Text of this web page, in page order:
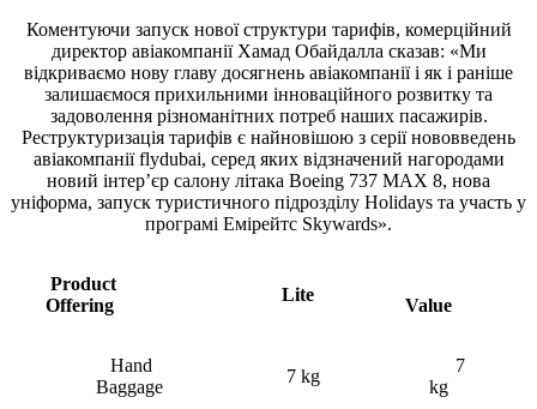
Коментуючи запуск нової структури тарифів, комерційний
директор авіакомпанії Хамад Обайдалла сказав: «Ми
відкриваємо нову главу досягнень авіакомпанії і як і раніше
залишаємося прихильними інноваційного розвитку та
задоволення різноманітних потреб наших пасажирів.
Реструктуризація тарифів є найновішою з серії нововведень
авіакомпанії flydubai, серед яких відзначений нагородами
новий інтер’єр салону літака Boeing 737 MAX 8, нова
уніформа, запуск туристичного підрозділу Holidays та участь у
програмі Емірейтс Skywards».
Product
Offering
Lite
Value
Hand
Baggage
7 kg
7
kg